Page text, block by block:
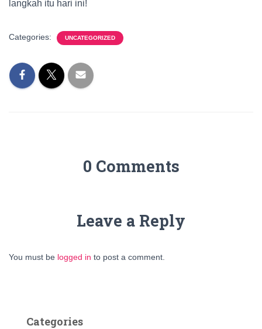
langkah itu hari ini!
Categories: UNCATEGORIZED
0 Comments
Leave a Reply
You must be logged in to post a comment.
Categories